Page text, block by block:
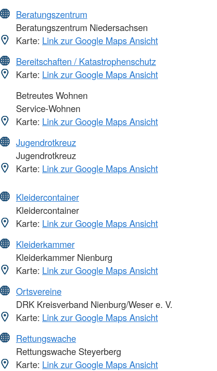
Beratungszentrum
Beratungszentrum Niedersachsen
Karte: Link zur Google Maps Ansicht
Bereitschaften / Katastrophenschutz
Karte: Link zur Google Maps Ansicht
Betreutes Wohnen
Service-Wohnen
Karte: Link zur Google Maps Ansicht
Jugendrotkreuz
Jugendrotkreuz
Karte: Link zur Google Maps Ansicht
Kleidercontainer
Kleidercontainer
Karte: Link zur Google Maps Ansicht
Kleiderkammer
Kleiderkammer Nienburg
Karte: Link zur Google Maps Ansicht
Ortsvereine
DRK Kreisverband Nienburg/Weser e. V.
Karte: Link zur Google Maps Ansicht
Rettungswache
Rettungswache Steyerberg
Karte: Link zur Google Maps Ansicht